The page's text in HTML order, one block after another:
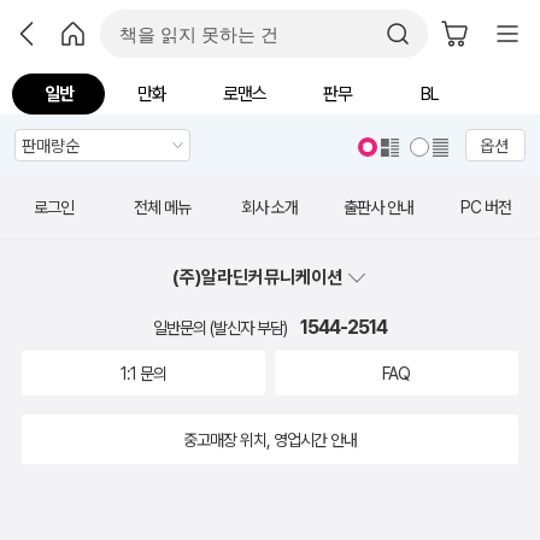
일반 만화 로맨스 판무 BL
옵션
로그인 전체 메뉴 회사 소개 출판사 안내 PC 버전
(주)알라딘커뮤니케이션
일반문의 (발신자 부담) 1544-2514
1:1 문의 FAQ
중고매장 위치, 영업시간 안내